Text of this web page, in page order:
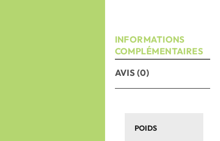
INFORMATIONS
COMPLÉMENTAIRES
AVIS (0)
POIDS